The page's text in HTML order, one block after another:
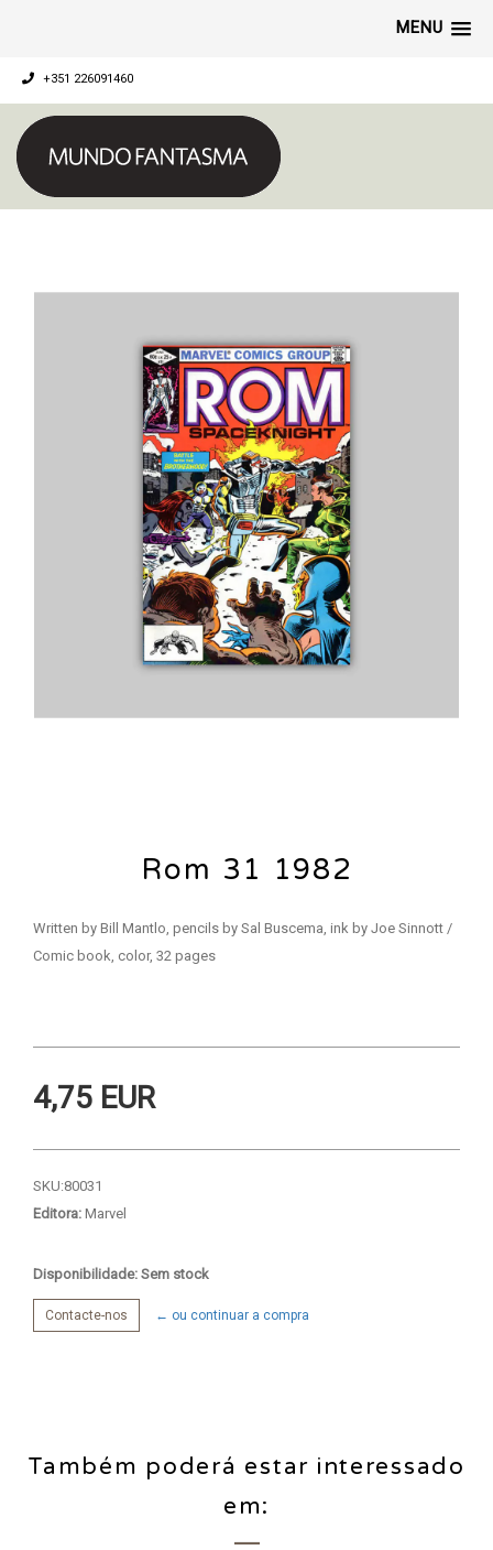
MENU
+351 226091460
Rom 31 1982
Written by Bill Mantlo, pencils by Sal Buscema, ink by Joe Sinnott /
Comic book, color, 32 pages
4,75 EUR
SKU:80031
Editora: Marvel
Disponibilidade: Sem stock
Contacte-nos ← ou continuar a compra
Também poderá estar interessado
em: